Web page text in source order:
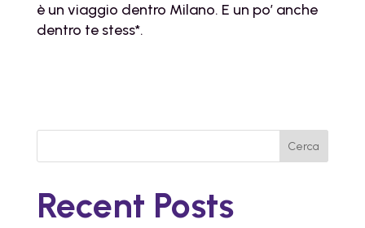
è un viaggio dentro Milano. E un po’ anche
dentro te stess*.
Cerca
Recent Posts